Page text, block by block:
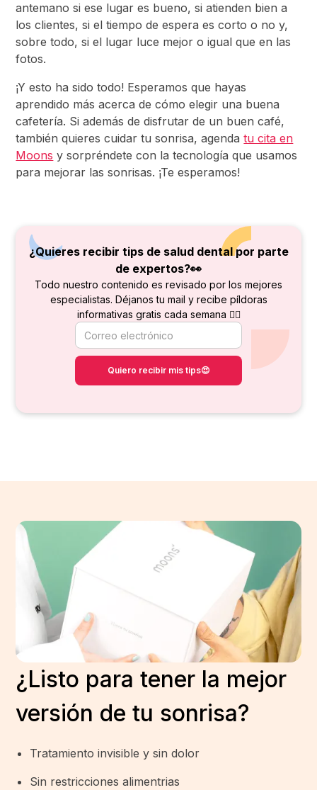
antemano si ese lugar es bueno, si atienden bien a
los clientes, si el tiempo de espera es corto o no y,
sobre todo, si el lugar luce mejor o igual que en las
fotos.
¡Y esto ha sido todo! Esperamos que hayas
aprendido más acerca de cómo elegir una buena
cafetería. Si además de disfrutar de un buen café,
también quieres cuidar tu sonrisa, agendatu cita en
Moons y sorpréndete con la tecnología que usamos
para mejorar las sonrisas. ¡Te esperamos!
¿Quieres recibir tips de salud dental por parte
de expertos?👀
Todo nuestro contenido es revisado por los mejores
especialistas. Déjanos tu mail y recibe píldoras
informativas gratis cada semana 👇🏻
¿Listo para tener la mejor
versión de tu sonrisa?
Tratamiento invisible y sin dolor
Sin restricciones alimentrias